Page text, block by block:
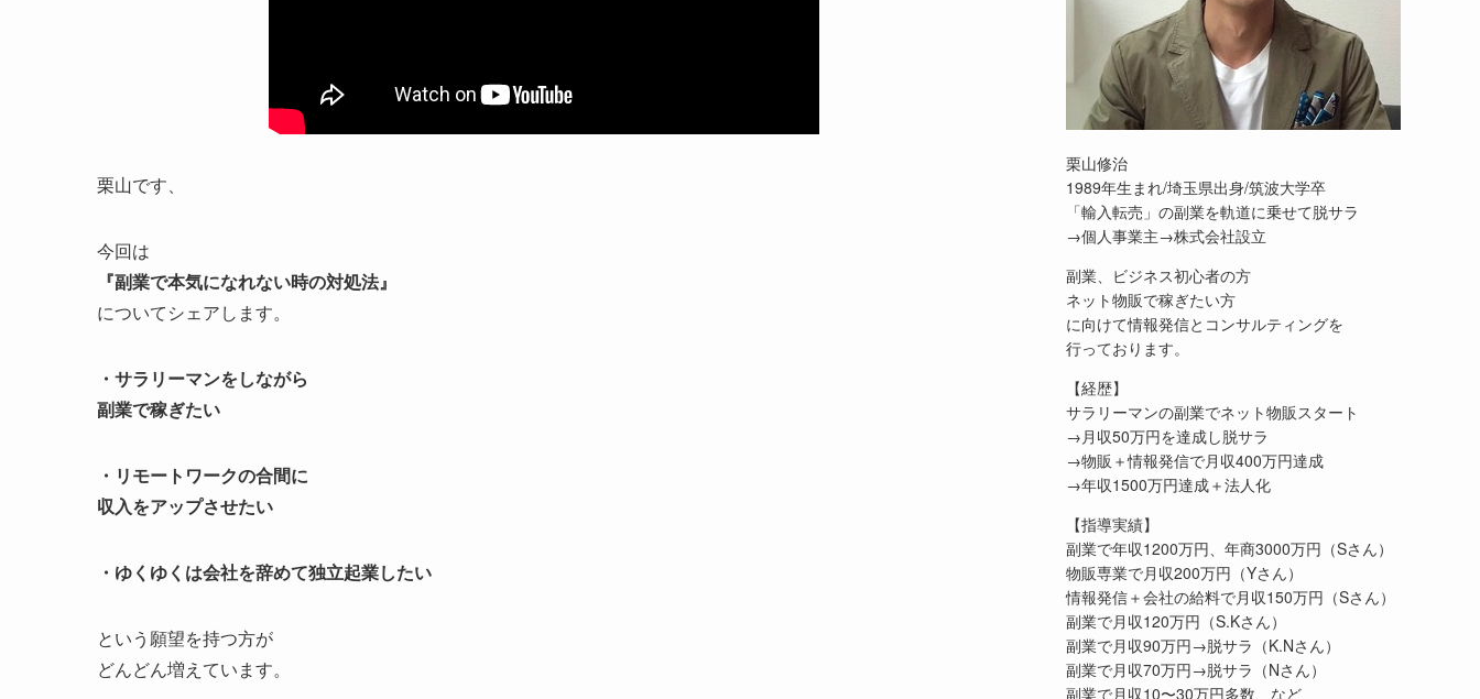
栗山です、
今回は
『副業で本気になれない時の対処法』
についてシェアします。
・サラリーマンをしながら
副業で稼ぎたい
・リモートワークの合間に
収入をアップさせたい
・ゆくゆくは会社を辞めて独立起業したい
という願望を持つ方が
どんどん増えています。
栗山修治
1989年生まれ/埼玉県出身/筑波大学卒
「輸入転売」の副業を軌道に乗せて脱サラ
→個人事業主→株式会社設立
副業、ビジネス初心者の方
ネット物販で稼ぎたい方
に向けて情報発信とコンサルティングを
行っております。
【経歴】
サラリーマンの副業でネット物販スタート
→月収50万円を達成し脱サラ
→物販＋情報発信で月収400万円達成
→年収1500万円達成＋法人化
【指導実績】
副業で年収1200万円、年商3000万円（Sさん）
物販専業で月収200万円（Yさん）
情報発信＋会社の給料で月収150万円（Sさん）
副業で月収120万円（S.Kさん）
副業で月収90万円→脱サラ（K.Nさん）
副業で月収70万円→脱サラ（Nさん）
副業で月収10〜30万円多数 など